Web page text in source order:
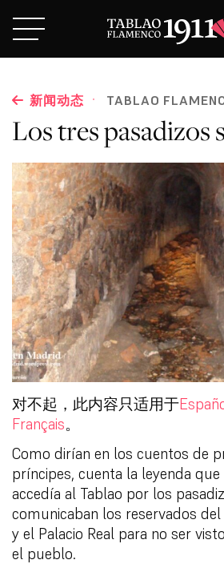
新闻动态 · TABLAO
Los tres pasadizos
对不起，此内容只适用于
Français。
Como dirían en los cuentos de
príncipes, cuenta la leyenda
accedía al Tablao por los
comunicaban los reservados
y el Palacio Real para no ser
el pueblo.